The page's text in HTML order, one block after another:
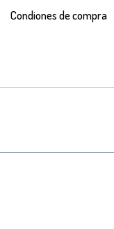
Condiones de compra